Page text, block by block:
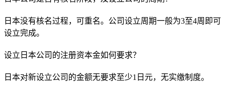
日本没有核名过程，可重名。公司设立周期一般为3至4周即可
设立完成。
设立日本公司的注册资本金如何要求？
日本对新设立公司的金额无要求至少1日元，无实缴制度。